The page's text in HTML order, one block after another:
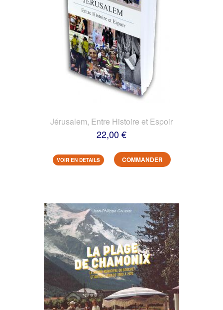
Jérusalem, Entre Histoire et Espoir
22,00 €
VOIR EN DETAILS COMMANDER